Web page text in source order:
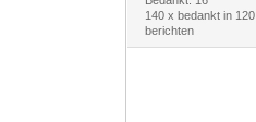
140 x bedankt in 120
berichten